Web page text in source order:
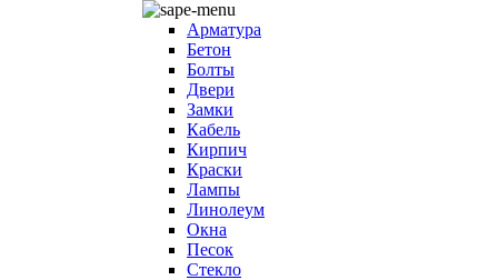
Арматура
Бетон
Болты
Двери
Замки
Кабель
Кирпич
Краски
Лампы
Линолеум
Окна
Песок
Стекло